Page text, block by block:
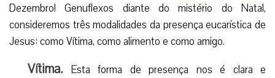
Dezembro! Genuflexos diante do mistério do Natal,
consideremos três modalidades da presença eucarística de
Jesus: como Vítima, como alimento e como amigo.
Vítima. Esta forma de presença nos é clara e